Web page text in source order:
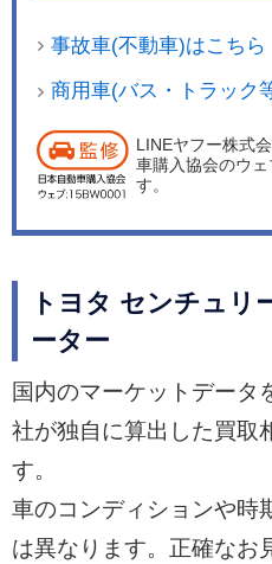
0Nmのフロントモータ
S）、最大トルク169Nm
舵システムの「ダイナミ
を設定し、低速域では取
後席の快適な移動を実現
T」モードを初設定。ス
するほか、停車時の揺り
御を支援する。 外観は
実際のボディ構造や足回
ジルームセパレート構造
部の構造強化に加え、リ
け部に「ラゲージルーム
合することで、ボディね
事故車(不動車)はこちら
商用車(バス・トラック
LINEヤフー株式
車購入協会のウ
す。
トヨタ センチュリ
ーター
国内のマーケットデータ
社が独自に算出した買取
す。
車のコンディションや時
は異なります。正確なお